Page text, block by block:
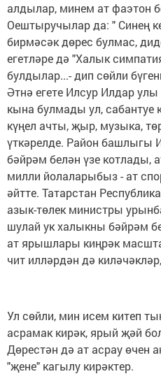
алдылар, минем ат фаэтон
Оештыручылар да: " Синең
бирмәсәк дөрес булмас,
егетләре дә "Халык
булдылар...- дип сөйли
Әтнә егете Илсур Илдар
кына булмады ул, сабантуе
күңел ачты, җыр, музыка,
үткәрелде. Район башлыгы
бәйрәм белән үзе котлады,
милли йолаларыбыз - ат
әйтте. Татарстан
азык-төлек министры
шулай ук халыкны бәйрәм
ат ярышлары киңрәк
чит илләрдән дә
Ул сөйли, мин исем китеп
асрамак кирәк, ярый җәй
Дөрестән дә ат асрау өчен
"җене" кагылу кирәктер.